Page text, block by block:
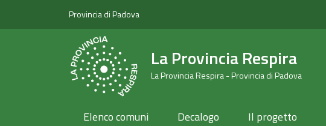
Provincia di Padova
La Provincia Respira
La Provincia Respira - Provincia di Padova
Elenco comuni Decalogo Il progetto